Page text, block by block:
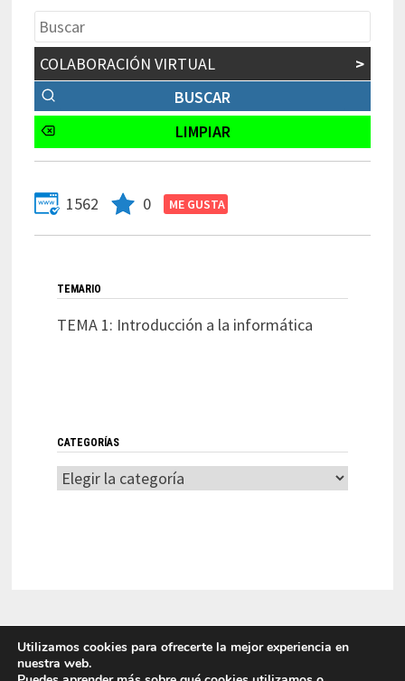
COLABORACIÓN VIRTUAL >
1562 0
TEMARIO
TEMA 1: Introducción a la informática
CATEGORÍAS
Categorías
Utilizamos cookies para ofrecerte la mejor experiencia en
nuestra web.